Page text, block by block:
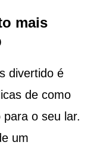
mais
divertido é
de como
o seu lar.
um